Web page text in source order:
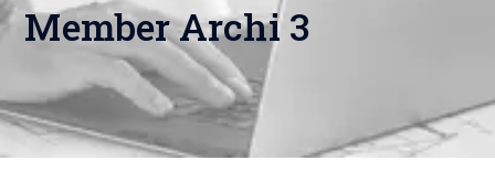
Member Archi 3